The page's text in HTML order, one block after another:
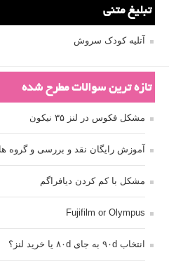
تبلیغ متنی
آتلیه کودک سروش
تازه ترین سوالات مطرح شده
مشکل فکوس در لنز ۳۵ نیکون
آموزش رایگان نقد و بررسی و گروه
مشکل با کم کردن دیافراگم
Fujifilm or Olympus
انتخاب ۹۰d به جای ۸۰d یا خرید لنز؟